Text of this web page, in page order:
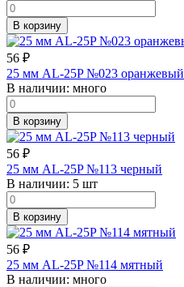
В корзину
56 ₽
25 мм AL-25P №023 оранжевый
В наличии: много
В корзину
56 ₽
25 мм AL-25P №113 черный
В наличии: 5 шт
В корзину
56 ₽
25 мм AL-25P №114 мятный
В наличии: много